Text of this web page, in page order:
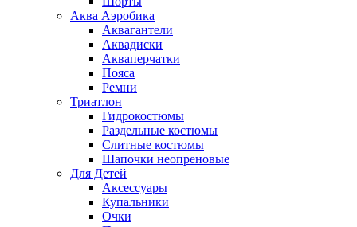
Аква Аэробика
Аквагантели
Аквадиски
Акваперчатки
Пояса
Ремни
Триатлон
Гидрокостюмы
Раздельные костюмы
Слитные костюмы
Шапочки неопреновые
Для Детей
Аксессуары
Купальники
Очки